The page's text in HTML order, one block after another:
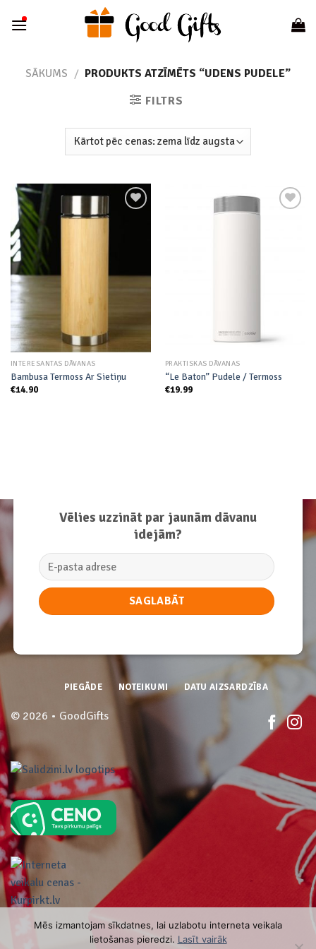
SĀKUMS / PRODUKTS ATZĪMĒTS “UDENS PUDELE”
FILTRS
INTERESANTAS DĀVANAS
Bambusa Termoss Ar Sietiņu
€14.90
PRAKTISKAS DĀVANAS
“Le Baton” Pudele / Termoss
€19.99
Vēlies uzzināt par jaunām dāvanu
idejām?
© 2026 • GoodGifts
PIEGĀDE NOTEIKUMI DATU AIZSARDZĪBA
Mēs izmantojam sīkdatnes, lai uzlabotu interneta veikala
lietošanas pieredzi. Lasīt vairāk